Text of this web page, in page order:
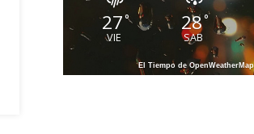
27°
VIE
28°
SAB
El Tiempo de OpenWeatherMap